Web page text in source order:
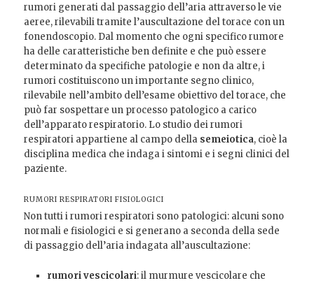
rumori generati dal passaggio dell’aria attraverso le vie
aeree, rilevabili tramite l’auscultazione del torace con un
fonendoscopio. Dal momento che ogni specifico rumore
ha delle caratteristiche ben definite e che può essere
determinato da specifiche patologie e non da altre, i
rumori costituiscono un importante segno clinico,
rilevabile nell’ambito dell’esame obiettivo del torace, che
può far sospettare un processo patologico a carico
dell’apparato respiratorio. Lo studio dei rumori
respiratori appartiene al campo della semeiotica, cioè la
disciplina medica che indaga i sintomi e i segni clinici del
paziente.
RUMORI RESPIRATORI FISIOLOGICI
Non tutti i rumori respiratori sono patologici: alcuni sono
normali e fisiologici e si generano a seconda della sede
di passaggio dell’aria indagata all’auscultazione:
rumori vescicolari: il murmure vescicolare che